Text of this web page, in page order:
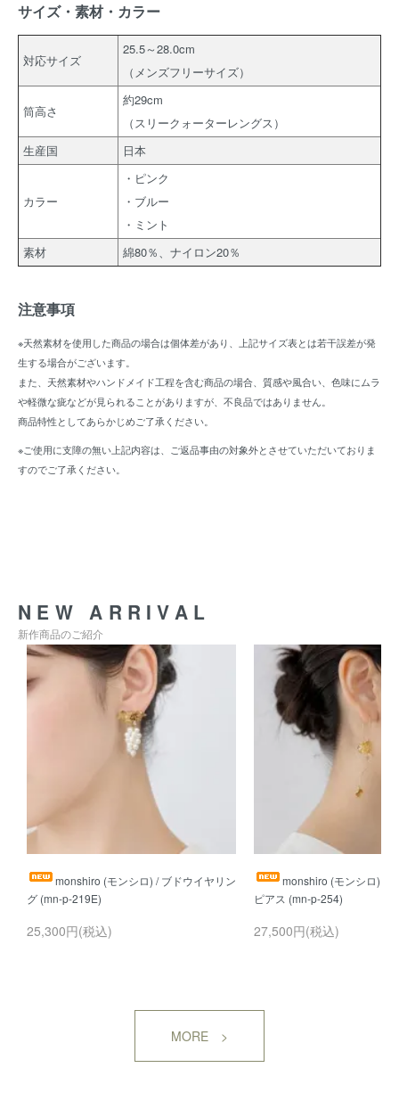
サイズ・素材・カラー
対応サイズ
25.5～28.0cm
（メンズフリーサイズ）
筒高さ
約29cm
（スリークォーターレングス）
生産国
日本
カラー
・ピンク
・ブルー
・ミント
素材
綿80％、ナイロン20％
注意事項
※天然素材を使用した商品の場合は個体差があり、上記サイズ表とは若干誤差が発
生する場合がございます。
また、天然素材やハンドメイド工程を含む商品の場合、質感や風合い、色味にムラ
や軽微な疵などが見られることがありますが、不良品ではありません。
商品特性としてあらかじめご了承ください。
※ご使用に支障の無い上記内容は、ご返品事由の対象外とさせていただいておりま
すのでご了承ください。
NEW ARRIVAL
新作商品のご紹介
monshiro (モンシロ) / ブドウイヤリン
25,300円(税込)
monshiro (モンシロ) /
27,500円(税込)
MORE >